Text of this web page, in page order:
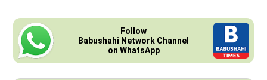
Follow
Babushahi Network Channel
on WhatsApp